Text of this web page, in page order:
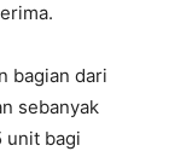
bagian dari
sebanyak
unit bagi